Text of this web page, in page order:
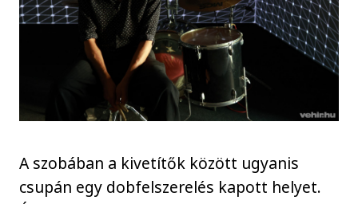
A szobában a kivetítők között ugyanis
csupán egy dobfelszerelés kapott helyet.